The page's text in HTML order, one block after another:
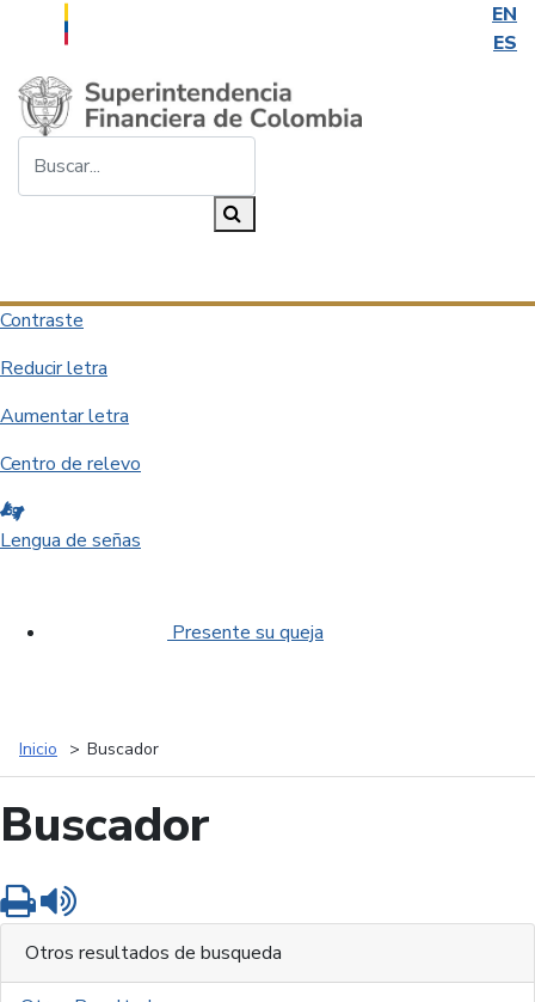
EN
ES
Saltar al contenido principal
Contraste
Reducir letra
Aumentar letra
Centro de relevo
Lengua de señas
Presente su queja
Inicio Buscador
Buscador
Imprimir
Otros resultados de busqueda